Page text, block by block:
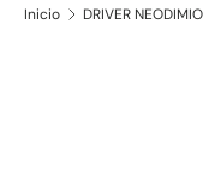
Inicio DRIVER